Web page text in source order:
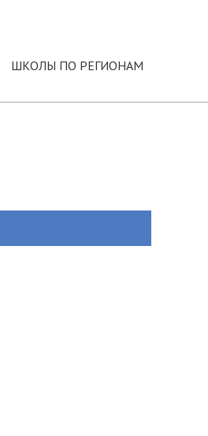
ШКОЛЫ ПО РЕГИОНАМ